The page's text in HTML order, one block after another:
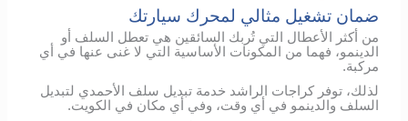
ضمان تشغيل مثالي لمحرك سيارتك
من أكثر الأعطال التي تُربك السائقين هي تعطل السلف أو
الدينمو، فهما من المكونات الأساسية التي لا غنى عنها في أي
مركبة.
لذلك، توفر كراجات الراشد خدمة تبديل سلف الأحمدي لتبديل
السلف والدينمو في أي وقت، وفي أي مكان في الكويت.